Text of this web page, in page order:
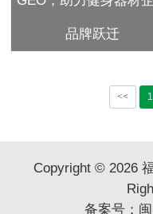
品牌跃迁
<< 1
Copyright © 2026
备案号：